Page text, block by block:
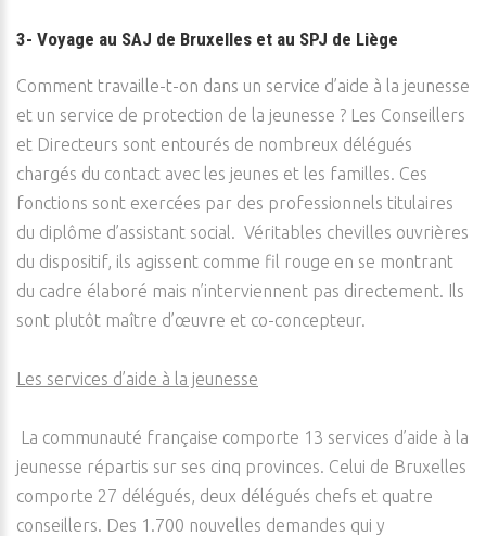
3- Voyage au SAJ de Bruxelles et au SPJ de Liège
Comment travaille-t-on dans un service d’aide à la jeunesse
et un service de protection de la jeunesse ? Les Conseillers
et Directeurs sont entourés de nombreux délégués
chargés du contact avec les jeunes et les familles. Ces
fonctions sont exercées par des professionnels titulaires
du diplôme d’assistant social. Véritables chevilles ouvrières
du dispositif, ils agissent comme fil rouge en se montrant
du cadre élaboré mais n’interviennent pas directement. Ils
sont plutôt maître d’œuvre et co-concepteur.
Les services d’aide à la jeunesse
La communauté française comporte 13 services d’aide à la
jeunesse répartis sur ses cinq provinces. Celui de Bruxelles
comporte 27 délégués, deux délégués chefs et quatre
conseillers. Des 1.700 nouvelles demandes qui y